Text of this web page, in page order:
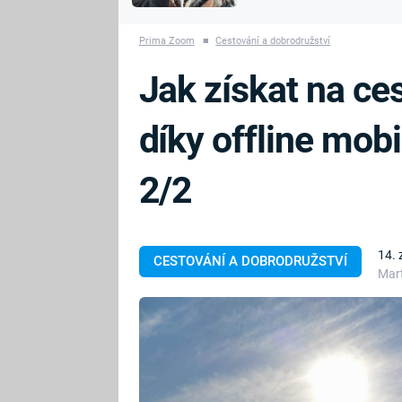
PRVNÍ SVĚTOVÁ
NAPOLEON
BRITSKÁ
RODINA
Prima Zoom ■ Cestování a dobrodružství
CESTOVÁNÍ A DOBRODRUŽSTVÍ
14.
Jak získat na
díky offline
2/2